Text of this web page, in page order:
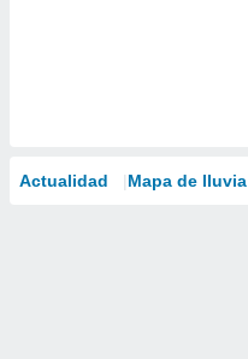
Actualidad Mapa de lluvia